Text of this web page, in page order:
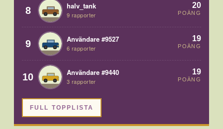
8 halv_tank
9 rapporter
20
POÄNG
9 Användare #9527
6 rapporter
19
POÄNG
10 Användare #9440
3 rapporter
19
POÄNG
FULL TOPPLISTA